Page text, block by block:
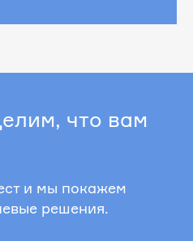
что вам
и мы покажем
решения.